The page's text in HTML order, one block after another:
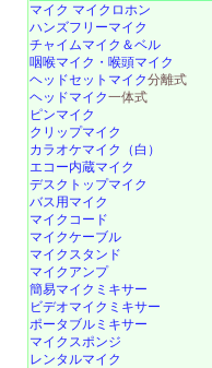
マイク マイクロホン
ハンズフリーマイク
チャイムマイク＆ベル
咽喉マイク・喉頭マイク
ヘッドセットマイク分離式
ヘッドマイク一体式
ピンマイク
クリップマイク
カラオケマイク（白）
エコー内蔵マイク
デスクトップマイク
バス用マイク
マイクコード
マイクケーブル
マイクスタンド
マイクアンプ
簡易マイクミキサー
ビデオマイクミキサー
ポータブルミキサー
マイクスポンジ
レンタルマイク